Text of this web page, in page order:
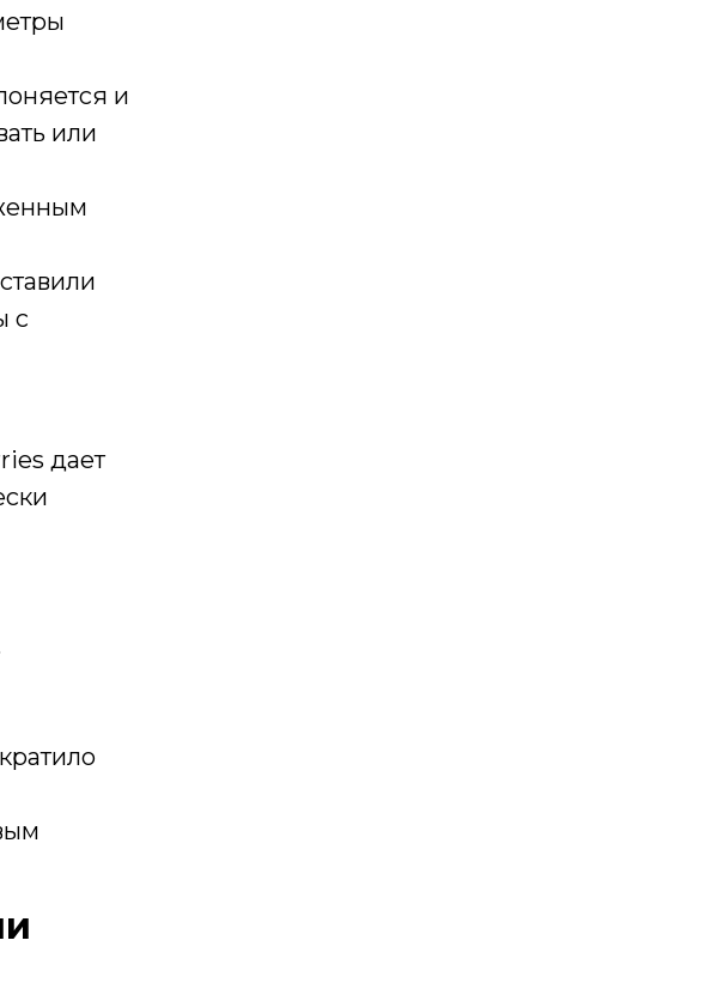
и
или
с
дает